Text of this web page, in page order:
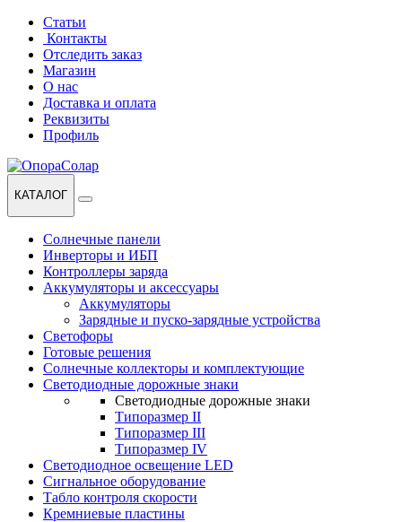
Перейти
навигации
Перейти
содержанию
Статьи
Контакты
Отследить заказ
Магазин
О нас
Доставка и оплата
Реквизиты
Профиль
КАТАЛОГ
Солнечные панели
Инверторы и ИБП
Контроллеры заряда
Аккумуляторы и аксессуары
Аккумуляторы
Зарядные и пуско-зарядные устройства
Светофоры
Готовые решения
Солнечные коллекторы и комплектующие
Светодиодные дорожные знаки
Светодиодные дорожные знаки
Типоразмер II
Типоразмер III
Типоразмер IV
Светодиодное освещение LED
Сигнальное оборудование
Табло контроля скорости
Кремниевые пластины